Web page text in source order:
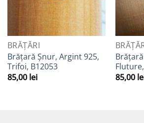
BRĂȚĂRI
Brățară Șnur, Argint 925,
Trifoi, B12053
85,00 lei
85,00